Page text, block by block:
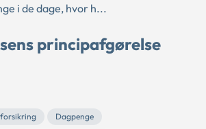
i de dage, hvor h...
principafgørelse
Dagpenge